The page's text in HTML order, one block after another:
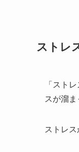
ストレ
「スト
スが溜
ストレ